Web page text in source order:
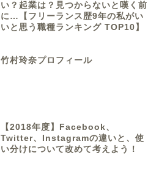
い？起業は？見つからないと嘆く前
に…【フリーランス歴9年の私がい
いと思う職種ランキング TOP10】
竹村玲奈プロフィール
【2018年度】Facebook、
Twitter、Instagramの違いと、使
い分けについて改めて考えよう！